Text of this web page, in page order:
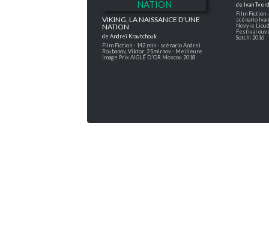
VIKING, LA NAISSANCE D'UNE
NATION
de Andreï Kravtchouk
Film Fiction - 142 min - scénario Andrei
Roubanov, Viktor_2 Smirnov - Meilleure
image Prix AIGLE D'OR Moscou 2018
de Ivan
Film Fiction
scénario
Novyie
Festival
Sotchi 2016